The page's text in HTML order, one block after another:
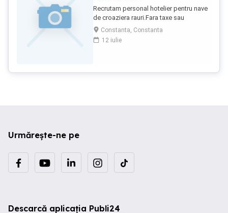
Recrutam personal hotelier pentru nave
de croaziera rauri.Fara taxe sau
comisioane, biletul de avion , cazarea si
masa sunt asigurate de angajator.
Salarii cuprinse intre 1300 - 3000 euro in
vacanta platita de angajator.Cerinte -
Constanta, Constanta
12 iulie
Urmărește-ne pe
Descarcă aplicația Publi24